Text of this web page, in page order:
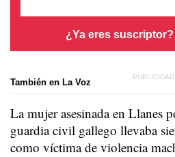
¿Ya eres suscriptor?
También en La Voz
La mujer asesinada en Llanes
guardia civil gallego llevaba
como víctima de violencia